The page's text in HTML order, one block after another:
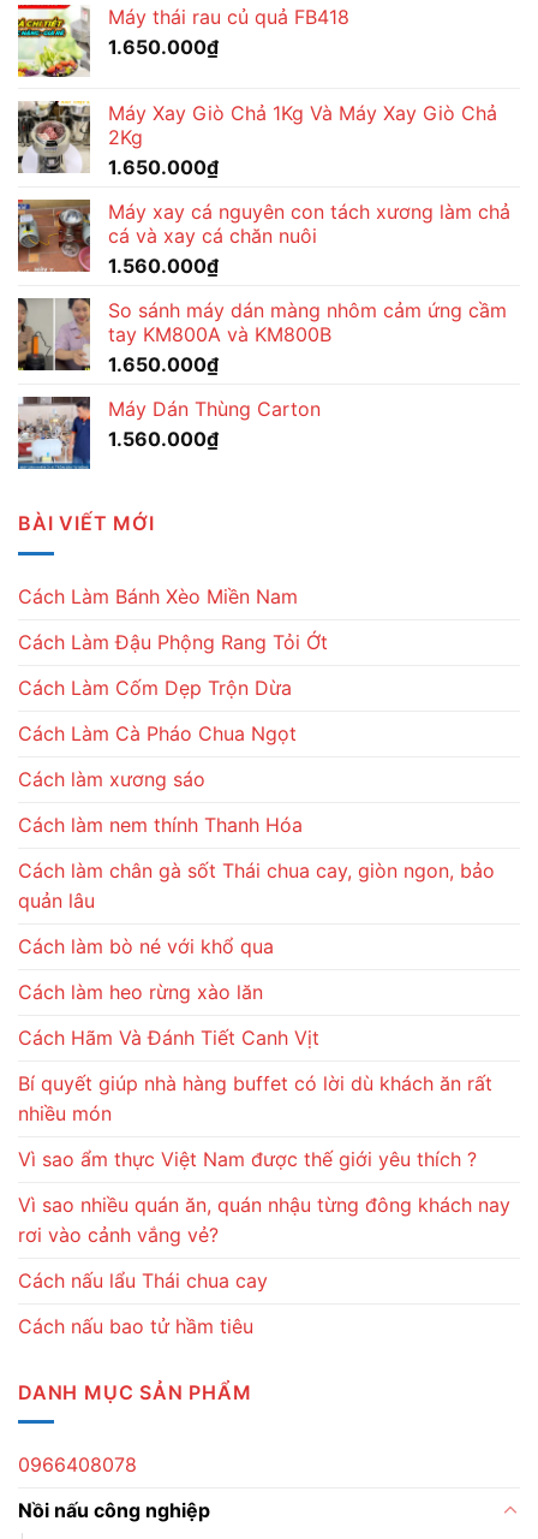
Máy thái rau củ quả FB418
1.650.000₫
Máy Xay Giò Chả 1Kg Và Máy Xay Giò Chả
2Kg
1.650.000₫
Máy xay cá nguyên con tách xương làm chả
cá và xay cá chăn nuôi
1.560.000₫
So sánh máy dán màng nhôm cảm ứng cầm
tay KM800A và KM800B
1.650.000₫
Máy Dán Thùng Carton
1.560.000₫
BÀI VIẾT MỚI
Cách Làm Bánh Xèo Miền Nam
Cách Làm Đậu Phộng Rang Tỏi Ớt
Cách Làm Cốm Dẹp Trộn Dừa
Cách Làm Cà Pháo Chua Ngọt
Cách làm xương sáo
Cách làm nem thính Thanh Hóa
Cách làm chân gà sốt Thái chua cay, giòn ngon, bảo
quản lâu
Cách làm bò né với khổ qua
Cách làm heo rừng xào lăn
Cách Hãm Và Đánh Tiết Canh Vịt
Bí quyết giúp nhà hàng buffet có lời dù khách ăn rất
nhiều món
Vì sao ẩm thực Việt Nam được thế giới yêu thích ?
Vì sao nhiều quán ăn, quán nhậu từng đông khách nay
rơi vào cảnh vắng vẻ?
Cách nấu lẩu Thái chua cay
Cách nấu bao tử hầm tiêu
DANH MỤC SẢN PHẨM
0966408078
Nồi nấu công nghiệp